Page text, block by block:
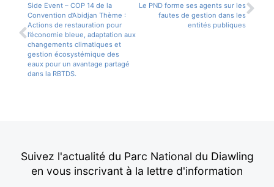
Side Event – COP 14 de la
Convention d’Abidjan Thème :
Actions de restauration pour
l’économie bleue, adaptation aux
changements climatiques et
gestion écosystémique des
eaux pour un avantage partagé
dans la RBTDS.
Le PND forme ses agents sur les
fautes de gestion dans les
entités publiques
Suivez l'actualité du Parc National du Diawling
en vous inscrivant à la lettre d'information